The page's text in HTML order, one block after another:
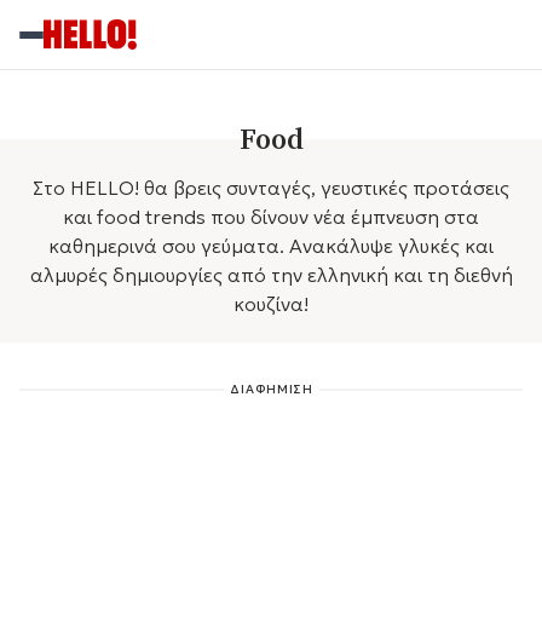
Food
Στο HELLO! θα βρεις συνταγές, γευστικές προτάσεις
και food trends που δίνουν νέα έμπνευση στα
καθημερινά σου γεύματα. Ανακάλυψε γλυκές και
αλμυρές δημιουργίες από την ελληνική και τη διεθνή
κουζίνα!
ΔΙΑΦΗΜΙΣΗ